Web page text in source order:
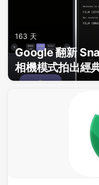
163 天
Google 翻新
相機模式拍出經